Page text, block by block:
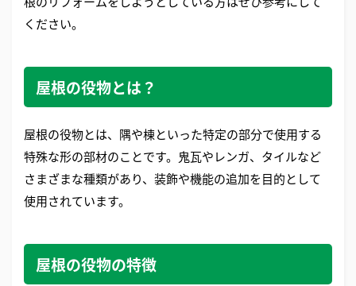
ください。
屋根の役物とは？
屋根の役物とは、隅や棟といった特定の部分で使用する
特殊な形の部材のことです。鬼瓦やレンガ、タイルなど
さまざまな種類があり、装飾や機能の追加を目的として
使用されています。
屋根の役物の特徴